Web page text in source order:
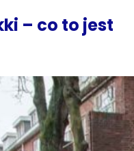
– co to jest